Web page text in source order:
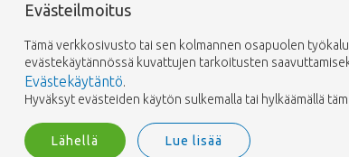
Evästeilmoitus
Tämä verkkosivusto tai sen kolmannen osapuolen
evästekäytännössä kuvattujen tarkoitusten
Evästekäytäntö.
Hyväksyt evästeiden käytön sulkemalla tai hylkäämällä
Lähellä Lue lisää